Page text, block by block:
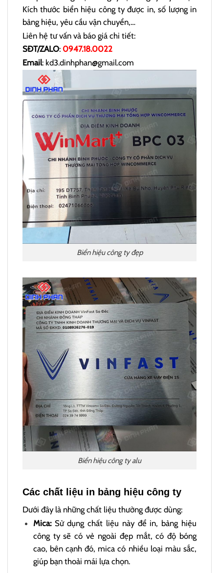
Kích thước biển hiệu công ty được in, số lượng in
bảng hiệu, yêu cầu vận chuyển,…
Liên hệ tư vấn và báo giá chi tiết:
SĐT/ZALO: 0947.18.0022
Email: kd3.dinhphan@gmail.com
Biển hiệu công ty đẹp
Biển hiệu công ty alu
Các chất liệu in bảng hiệu công ty
Dưới đây là những chất liệu thường được dùng:
Mica:Sử dụng chất liệu này để in, bảng hiệu
công ty sẽ có vẻ ngoài đẹp mắt, có độ bóng
cao, bên cạnh đó, mica có nhiều loại màu sắc,
giúp bạn thoải mái lựa chọn.